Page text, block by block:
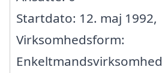
Startdato: 12. maj 1992,
Virksomhedsform:
Enkeltmandsvirksomhed